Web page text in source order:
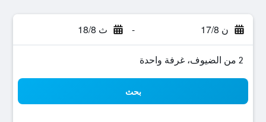
ن 17/8 - ث 18/8
2 من الضيوف، غرفة واحدة
بحث